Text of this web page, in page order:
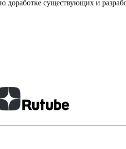
доработке существующих и